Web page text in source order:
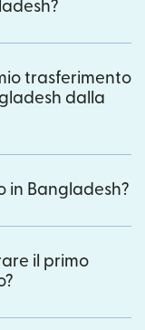
trasferimento
dalla
in Bangladesh?
il primo